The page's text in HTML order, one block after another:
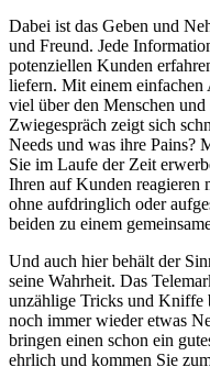
Dabei ist das Geben und
und Freund. Jede
potenziellen Kunden
liefern. Mit einem einfachen
viel über den Menschen
Zwiegespräch zeigt sich
Needs und was ihre Pains?
Sie im Laufe der Zeit
Ihren auf Kunden reagieren
ohne aufdringlich oder
beiden zu einem
Und auch hier behält der
seine Wahrheit. Das
unzählige Tricks und Kniffe
noch immer wieder etwas
bringen einen schon ein
ehrlich und kommen Sie